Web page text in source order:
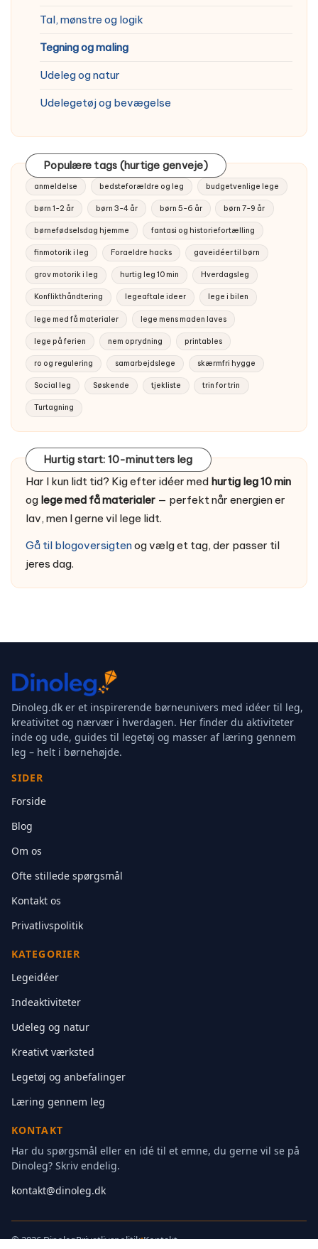
Tal, mønstre og logik
Tegning og maling
Udeleg og natur
Udelegetøj og bevægelse
Populære tags (hurtige genveje)
anmeldelse bedsteforældre og leg budgetvenlige lege
børn 1-2 år børn 3-4 år børn 5-6 år børn 7-9 år
børnefødselsdag hjemme fantasi og historiefortælling
finmotorik i leg Foraeldre hacks gaveidéer til børn
grov motorik i leg hurtig leg 10 min Hverdagsleg
Konflikthåndtering legeaftale ideer lege i bilen
lege med få materialer lege mens maden laves
lege på ferien nem oprydning printables
ro og regulering samarbejdslege skærmfri hygge
Social leg Søskende tjekliste trin for trin
Turtagning
Hurtig start: 10-minutters leg
Har I kun lidt tid? Kig efter idéer med hurtig leg 10 min
og lege med få materialer — perfekt når energien er
lav, men I gerne vil lege lidt.
Gå til blogoversigtenog vælg et tag, der passer til
jeres dag.
Dinoleg.dk er et inspirerende børneunivers med idéer til leg,
kreativitet og nærvær i hverdagen. Her finder du aktiviteter
inde og ude, guides til legetøj og masser af læring gennem
leg – helt i børnehøjde.
SIDER
Forside
Blog
Om os
Ofte stillede spørgsmål
Kontakt os
Privatlivspolitik
KATEGORIER
Legeidéer
Indeaktiviteter
Udeleg og natur
Kreativt værksted
Legetøj og anbefalinger
Læring gennem leg
KONTAKT
Har du spørgsmål eller en idé til et emne, du gerne vil se på
Dinoleg? Skriv endelig.
kontakt@dinoleg.dk
©2026 DinolegPrivatlivspolitik Kontakt